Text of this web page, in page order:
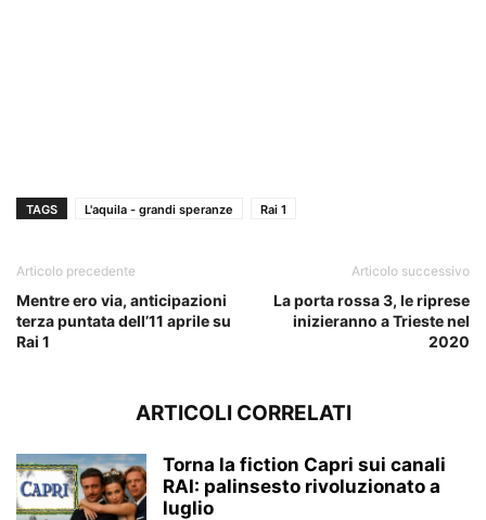
TAGS L'aquila - grandi speranze Rai 1
Articolo precedente
Mentre ero via, anticipazioni
terza puntata dell’11 aprile su
Rai 1
Articolo successivo
La porta rossa 3, le riprese
inizieranno a Trieste nel
2020
ARTICOLI CORRELATI
Torna la fiction Capri sui canali
RAI: palinsesto rivoluzionato a
luglio